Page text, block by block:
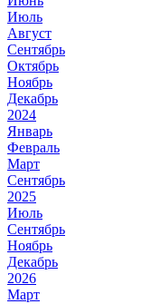
Июль
Август
Сентябрь
Октябрь
Ноябрь
Декабрь
2024
Январь
Февраль
Март
Сентябрь
2025
Июль
Сентябрь
Ноябрь
Декабрь
2026
Март